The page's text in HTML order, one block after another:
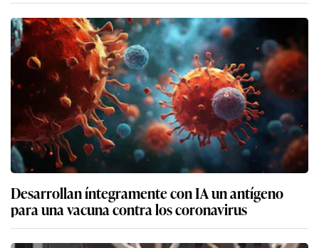
Desarrollan íntegramente con IA un antígeno
para una vacuna contra los coronavirus